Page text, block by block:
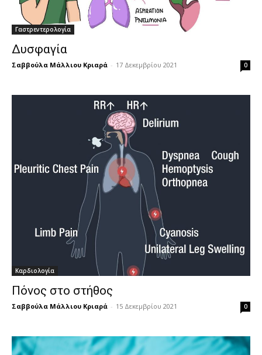
Γαστρεντερολογία
Δυσφαγία
Σαββούλα Μάλλιου Κριαρά - 17 Δεκεμβρίου 2021 0
Καρδιολογία
Πόνος στο στήθος
Σαββούλα Μάλλιου Κριαρά - 15 Δεκεμβρίου 2021 0